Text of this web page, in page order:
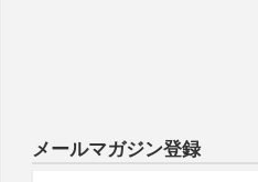
メールマガジン登録